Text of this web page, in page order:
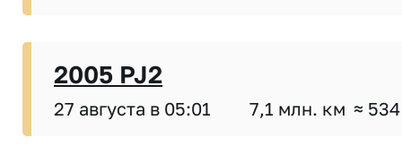
2005 PJ2
27 августа в 05:01 7,1 млн. км ≈